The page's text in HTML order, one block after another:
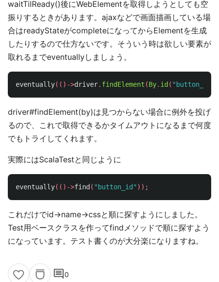
waitTilReady()後にWebElementを取得しようとしても空
振りするときがあります。ajaxなどで画面描画している場
合はreadyStateがcompleteになってからElementを生成
したりするので仕方ないです。そういう時は欲しい要素が
取れるまでeventuallyしましょう。
eventually(()->driver. findElement (By. id ( "button_id"
driver#findElement(by)は見つからない場合に例外を投げ
るので、これで取得できるかタイムアウトになるまで何度
でもトライしてくれます。
実際にはScalaTestと同じように
eventually(()->find ( "button_id" ));
これだけでid->name->cssと順に探すようにしました。
Test用ベースクラスを作ってfindメソッドで順に探すよう
になっています。テスト書くのが大分楽になりますね。
comment0